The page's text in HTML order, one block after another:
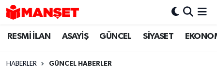
RESMİ İLAN ASAYİŞ GÜNCEL SİYASET
HABERLER GÜNCEL HABERLER
Hava Durumu
Trafik Durumu